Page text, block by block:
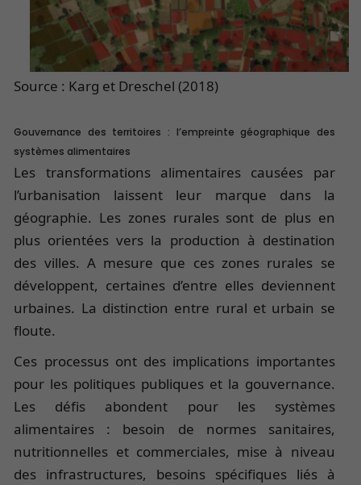
Source : Karg et Dreschel (2018)
Gouvernance des territoires : l’empreinte géographique des
systèmes alimentaires
Les transformations alimentaires causées par
l’urbanisation laissent leur marque dans la
géographie. Les zones rurales sont de plus en
plus orientées vers la production à destination
des villes. A mesure que ces zones rurales se
développent, certaines d’entre elles deviennent
urbaines. La distinction entre rural et urbain se
floute.
Ces processus ont des implications importantes
pour les politiques publiques et la gouvernance.
Les défis abondent pour les systèmes
alimentaires : besoin de normes sanitaires,
nutritionnelles et commerciales, mise à niveau
des infrastructures, besoins spécifiques liés à